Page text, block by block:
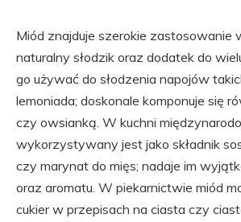
Miód znajduje szerokie zastosowanie
naturalny słodzik oraz dodatek do
go używać do słodzenia napojów
lemoniada; doskonale komponuje się
czy owsianką. W kuchni
wykorzystywany jest jako składnik
czy marynat do mięs; nadaje im
oraz aromatu. W piekarnictwie miód
cukier w przepisach na ciasta czy